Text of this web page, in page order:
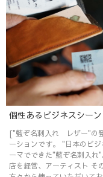
個性あるビジネスシー
["藍ぞ名刺入れ レザー"の登場です。 "布製の藍ぞ名刺
ーションです。 "日本のビ
ーマでできた"藍ぞ名刺入れ
店を経営、アーティスト そ